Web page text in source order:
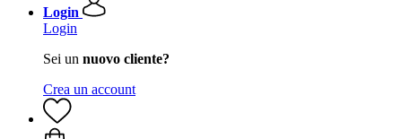
Login
Login
Sei un nuovo cliente?
Crea un account